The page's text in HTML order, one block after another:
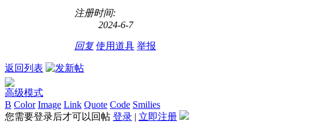
注册时间:
2024-6-7
回复 使用道具 举报
返回列表
高级模式
B Color Image Link Quote Code Smilies
您需要登录后才可以回帖 登录 | 立即注册